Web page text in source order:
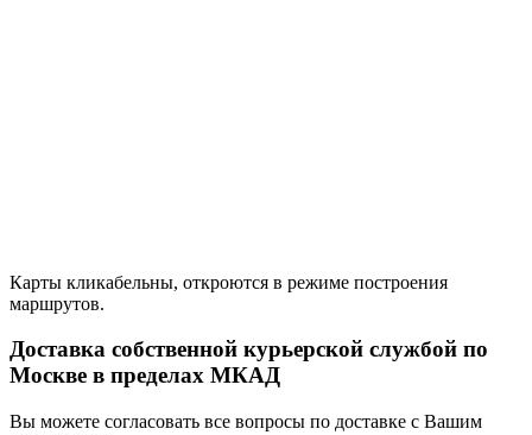
Карты кликабельны, откроются в режиме построения
маршрутов.
Доставка собственной курьерской службой по
Москве в пределах МКАД
Вы можете согласовать все вопросы по доставке с Вашим